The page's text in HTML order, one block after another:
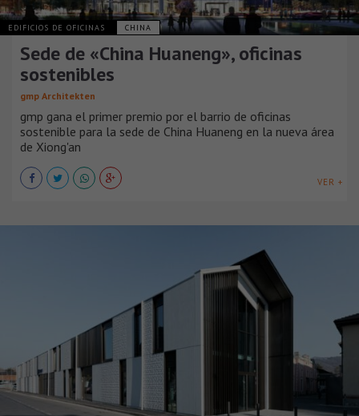
EDIFICIOS DE OFICINAS CHINA
Sede de «China Huaneng», oficinas
sostenibles
gmp Architekten
gmp gana el primer premio por el barrio de oficinas
sostenible para la sede de China Huaneng en la nueva área
de Xiong'an
VER +